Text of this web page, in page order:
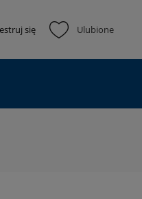
się